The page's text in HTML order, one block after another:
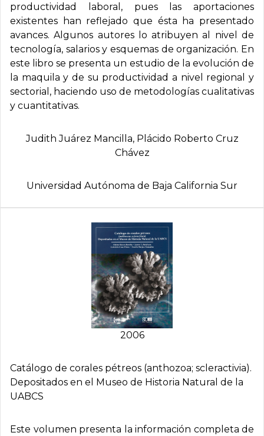
productividad laboral, pues las aportaciones
existentes han reflejado que ésta ha presentado
avances. Algunos autores lo atribuyen al nivel de
tecnología, salarios y esquemas de organización. En
este libro se presenta un estudio de la evolución de
la maquila y de su productividad a nivel regional y
sectorial, haciendo uso de metodologías cualitativas
y cuantitativas.
Judith Juárez Mancilla, Plácido Roberto Cruz
Chávez
Universidad Autónoma de Baja California Sur
2006
Catálogo de corales pétreos (anthozoa; scleractivia).
Depositados en el Museo de Historia Natural de la
UABCS
Este volumen presenta la información completa de